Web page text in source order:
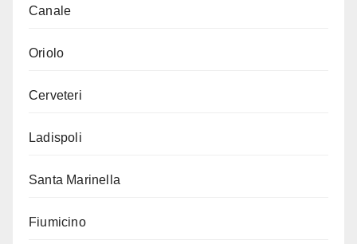
Canale
Oriolo
Cerveteri
Ladispoli
Santa Marinella
Fiumicino